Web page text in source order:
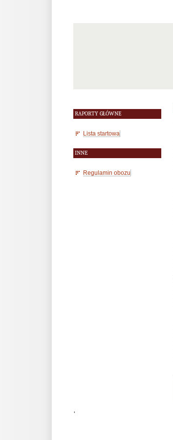
RAPORTY GŁÓWNE
Lista startowa
INNE
Regulamin obozu
'